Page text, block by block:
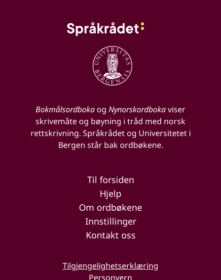
Bokmålsordbokaog Nynorskordbokaviser
skrivemåte og bøyning i tråd med norsk
rettskrivning. Språkrådet og Universitetet i
Bergen står bak ordbøkene.
Til forsiden
Hjelp
Om ordbøkene
Innstillinger
Kontakt oss
Tilgjengelighetserklæring
Personvern